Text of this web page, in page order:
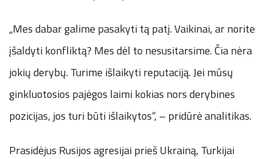
„Mes dabar galime pasakyti tą patį. Vaikinai, ar norite
įšaldyti konfliktą? Mes dėl to nesusitarsime. Čia nėra
jokių derybų. Turime išlaikyti reputaciją. Jei mūsų
ginkluotosios pajėgos laimi kokias nors derybines
pozicijas, jos turi būti išlaikytos“, – pridūrė analitikas.
Prasidėjus Rusijos agresijai prieš Ukrainą, Turkijai